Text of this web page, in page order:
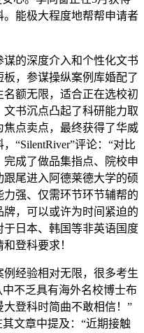
能极大程度地帮帮申请者
的深度介入和个性化文书
，参谋操纵案例库婚配了
额无限，适合正在选校初
书沉点凸起了科研能力取
点卖点，最终获得了华威
“SilentRiver”评论：“对比
成了做品集指点、院校申
尾进入阿德莱德大学的硕
强、仅需环节环节辅帮的
，可以或许为时间紧迫的
日本、韩国等非英语国度
登科要求！
经验相对无限，很多考生
不乏具有海外名校博士布
登科时简曲不敢相信！”
文章中提及：“近期接触